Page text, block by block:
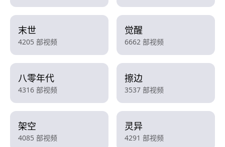
末世
4205 部视频
觉醒
6662 部视频
八零年代
4316 部视频
擦边
3537 部视频
架空
4085 部视频
灵异
4291 部视频